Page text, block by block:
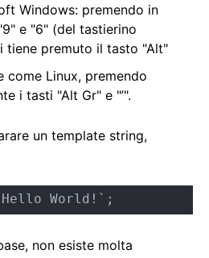
Windows: premendo in
e "6" (del tastierino
tiene premuto il tasto "Alt"
come Linux, premendo
i tasti "Alt Gr" e "’".
un template string,
World!`;
non esiste molta